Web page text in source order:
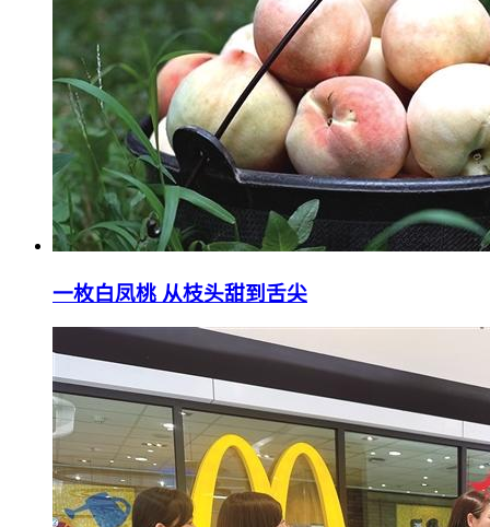
一枚白凤桃 从枝头甜到舌尖